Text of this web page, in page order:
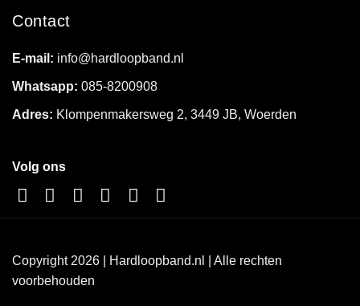
Contact
E-mail: info@hardloopband.nl
Whatsapp: 085-8200908
Adres: Klompenmakersweg 2, 3449 JB, Woerden
Volg ons
Copyright 2026 | Hardloopband.nl | Alle rechten
voorbehouden